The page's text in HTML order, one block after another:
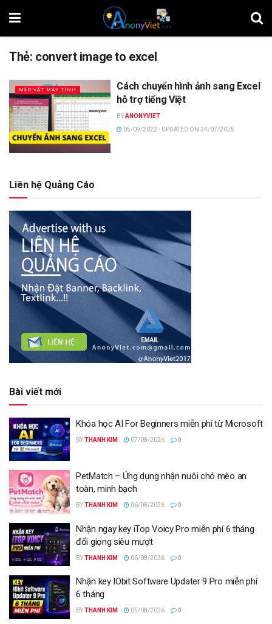
Thẻ: convert image to excel
MẸO VẶT MÁY TÍNH
Cách chuyển hình ảnh sang Excel
hỗ trợ tiếng Việt
BYANONYVIET
05/09/2022 - UPDATED ON 24/07/2025
Liên hệ Quảng Cáo
Bài viết mới
Khóa học AI For Beginners miễn phí từ Microsoft
BYTHANH KIM 07/08/2026 0
PetMatch – Ứng dụng nhận nuôi chó mèo an
toàn, minh bạch
BYTHANH KIM 06/08/2026 0
Nhận ngay key iTop Voicy Pro miễn phí 6 tháng
đổi giọng siêu mượt
BYTHANH KIM 06/08/2026 0
Nhận key IObit Software Updater 9 Pro miễn phí
6 tháng
BYTHANH KIM 05/08/2026 0